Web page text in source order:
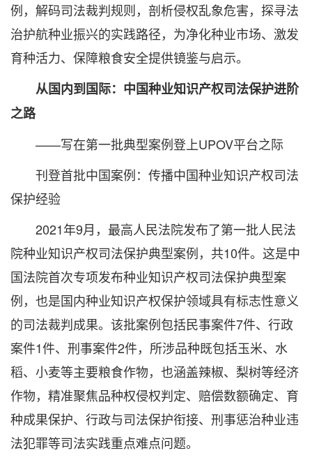
例，解码司法裁判规则，剖析侵权乱象危害，探寻法
治护航种业振兴的实践路径，为净化种业市场、激发
育种活力、保障粮食安全提供镜鉴与启示。
从国内到国际：中国种业知识产权司法保护进阶
之路
——写在第一批典型案例登上UPOV平台之际
刊登首批中国案例：传播中国种业知识产权司法
保护经验
2021年9月，最高人民法院发布了第一批人民法
院种业知识产权司法保护典型案例，共10件。这是中
国法院首次专项发布种业知识产权司法保护典型案
例，也是国内种业知识产权保护领域具有标志性意义
的司法裁判成果。该批案例包括民事案件7件、行政
案件1件、刑事案件2件，所涉品种既包括玉米、水
稻、小麦等主要粮食作物，也涵盖辣椒、梨树等经济
作物，精准聚焦品种权侵权判定、赔偿数额确定、育
种成果保护、行政与司法保护衔接、刑事惩治种业违
法犯罪等司法实践重点难点问题。